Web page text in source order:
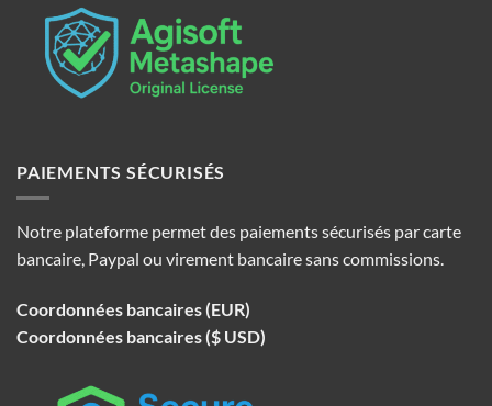
PAIEMENTS SÉCURISÉS
Notre plateforme permet des paiements sécurisés par carte
bancaire, Paypal ou virement bancaire sans commissions.
Coordonnées bancaires (EUR)
Coordonnées bancaires ($ USD)